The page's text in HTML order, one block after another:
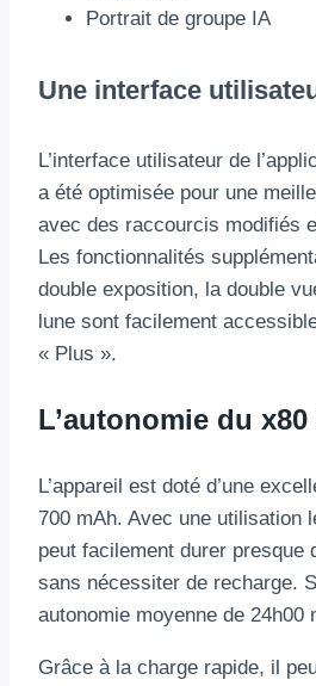
Portrait de groupe IA
Une interface
L’interface utilisateur de
a été optimisée pour une
avec des raccourcis modifiés
Les fonctionnalités
double exposition, la double
lune sont facilement
« Plus ».
L’autonomie du x80
L’appareil est doté d’une
700 mAh. Avec une utilisation
peut facilement durer presque
sans nécessiter de recharge.
autonomie moyenne de 24h00
Grâce à la charge rapide, il